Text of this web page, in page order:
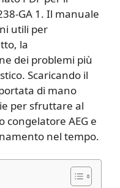
GA 1. Il manuale
utili per
la
dei problemi più
Scaricando il
di mano
per sfruttare al
congelatore AEG e
nel tempo.